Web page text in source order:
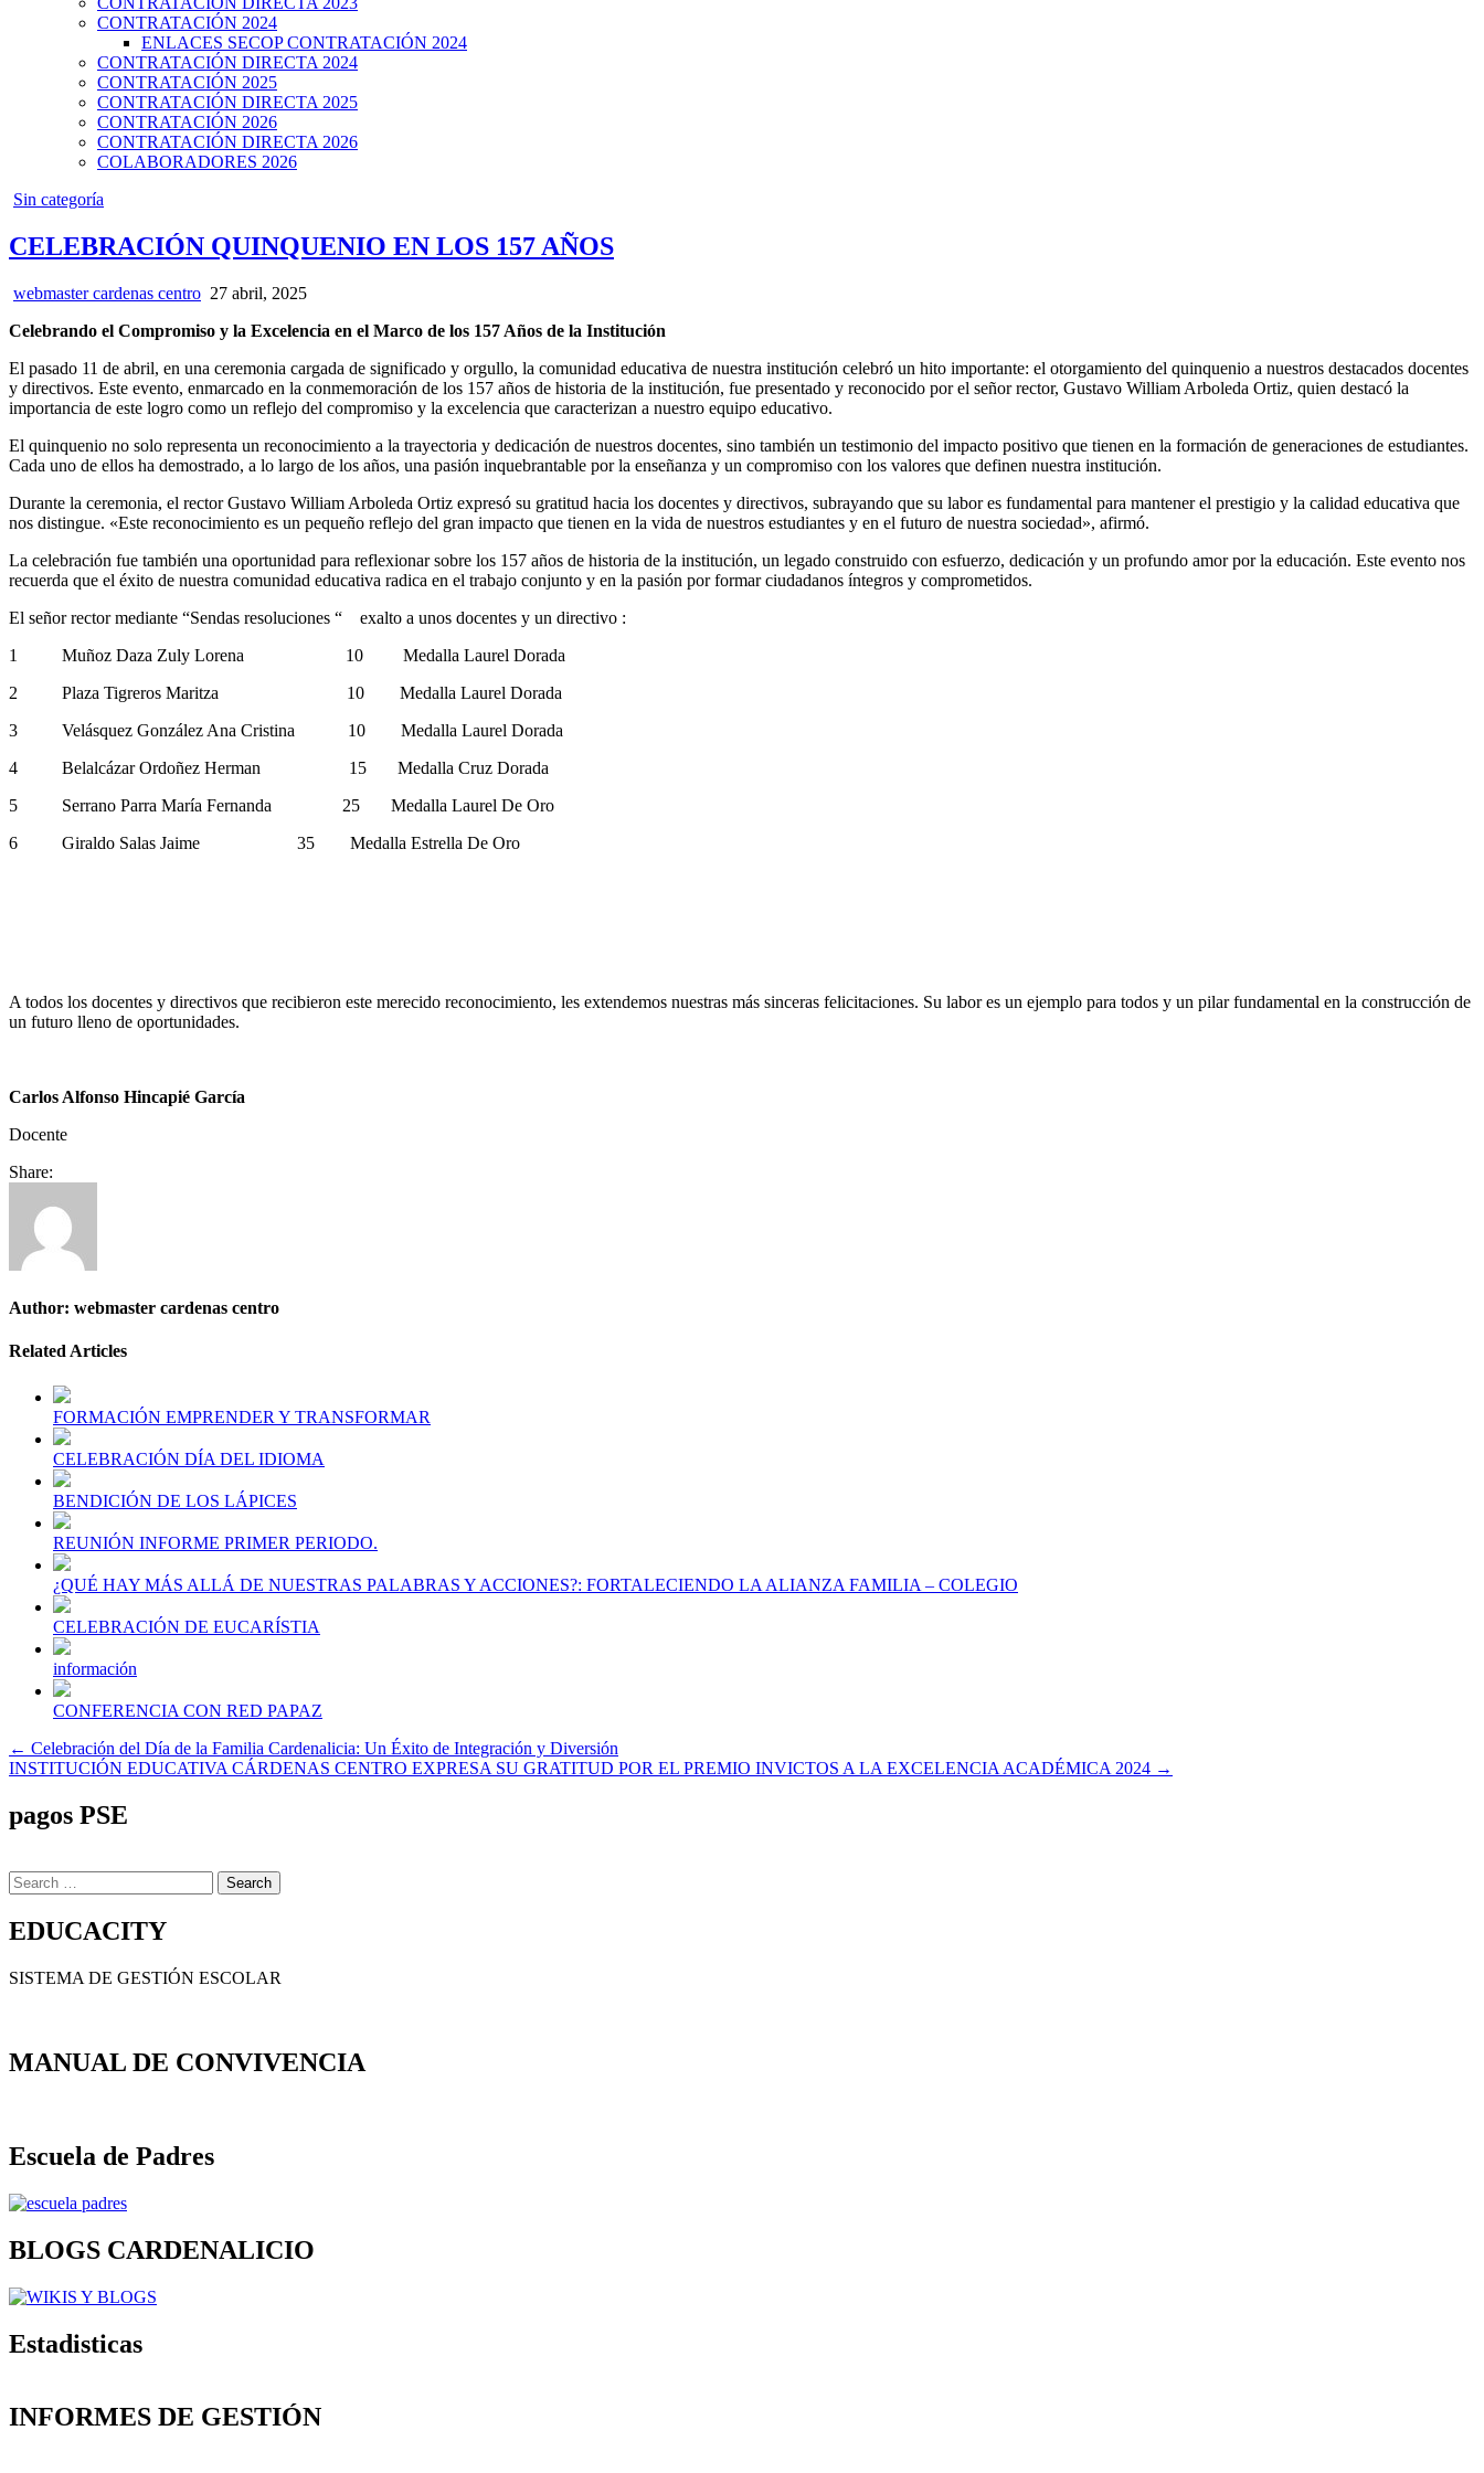
CONTRATACIÓN 2024
ENLACES SECOP CONTRATACIÓN 2024
CONTRATACIÓN DIRECTA 2024
CONTRATACIÓN 2025
CONTRATACIÓN DIRECTA 2025
CONTRATACIÓN 2026
CONTRATACIÓN DIRECTA 2026
COLABORADORES 2026
Posted
Sin categoría
CELEBRACIÓN QUINQUENIO EN LOS 157 AÑOS
webmaster cardenas centro 27 abril, 2025
Celebrando el Compromiso y la Excelencia en el Marco de los 157 Años de la Institución
El pasado 11 de abril, en una ceremonia cargada de significado y orgullo, la comunidad educativa de nuestra institución celebró un hito importante: el otorgamiento del quinquenio a nuestros destacados docentes
y directivos. Este evento, enmarcado en la conmemoración de los 157 años de historia de la institución, fue presentado y reconocido por el señor rector, Gustavo William Arboleda Ortiz, quien destacó la
importancia de este logro como un reflejo del compromiso y la excelencia que caracterizan a nuestro equipo educativo.
El quinquenio no solo representa un reconocimiento a la trayectoria y dedicación de nuestros docentes, sino también un testimonio del impacto positivo que tienen en la formación de generaciones de estudiantes.
Cada uno de ellos ha demostrado, a lo largo de los años, una pasión inquebrantable por la enseñanza y un compromiso con los valores que definen nuestra institución.
Durante la ceremonia, el rector Gustavo William Arboleda Ortiz expresó su gratitud hacia los docentes y directivos, subrayando que su labor es fundamental para mantener el prestigio y la calidad educativa que
nos distingue. «Este reconocimiento es un pequeño reflejo del gran impacto que tienen en la vida de nuestros estudiantes y en el futuro de nuestra sociedad», afirmó.
La celebración fue también una oportunidad para reflexionar sobre los 157 años de historia de la institución, un legado construido con esfuerzo, dedicación y un profundo amor por la educación. Este evento nos
recuerda que el éxito de nuestra comunidad educativa radica en el trabajo conjunto y en la pasión por formar ciudadanos íntegros y comprometidos.
El señor rector mediante “Sendas resoluciones “ exalto a unos docentes y un directivo :
1 Muñoz Daza Zuly Lorena 10 Medalla Laurel Dorada
2 Plaza Tigreros Maritza 10 Medalla Laurel Dorada
3 Velásquez González Ana Cristina 10 Medalla Laurel Dorada
4 Belalcázar Ordoñez Herman 15 Medalla Cruz Dorada
5 Serrano Parra María Fernanda 25 Medalla Laurel De Oro
6 Giraldo Salas Jaime 35 Medalla Estrella De Oro
A todos los docentes y directivos que recibieron este merecido reconocimiento, les extendemos nuestras más sinceras felicitaciones. Su labor es un ejemplo para todos y un pilar fundamental en la construcción de
un futuro lleno de oportunidades.
Carlos Alfonso Hincapié García
Docente
Share:
Author: webmaster cardenas centro
Related Articles
FORMACIÓN EMPRENDER Y TRANSFORMAR
CELEBRACIÓN DÍA DEL IDIOMA
BENDICIÓN DE LOS LÁPICES
REUNIÓN INFORME PRIMER PERIODO.
¿QUÉ HAY MÁS ALLÁ DE NUESTRAS PALABRAS Y ACCIONES?: FORTALECIENDO LA ALIANZA FAMILIA – COLEGIO
CELEBRACIÓN DE EUCARÍSTIA
información
CONFERENCIA CON RED PAPAZ
Navegación
de
entradas
← Celebración del Día de la Familia Cardenalicia: Un Éxito de Integración y Diversión
INSTITUCIÓN EDUCATIVA CÁRDENAS CENTRO EXPRESA SU GRATITUD POR EL PREMIO INVICTOS A LA EXCELENCIA ACADÉMICA 2024 →
pagos PSE
Search
for:
EDUCACITY
SISTEMA DE GESTIÓN ESCOLAR
MANUAL DE CONVIVENCIA
Escuela de Padres
BLOGS CARDENALICIO
Estadisticas
INFORMES DE GESTIÓN